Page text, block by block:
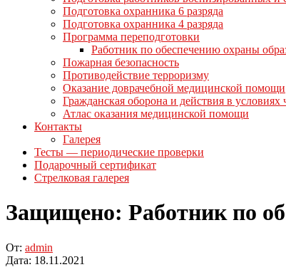
Подготовка охранника 6 разряда
Подготовка охранника 4 разряда
Программа переподготовки
Работник по обеспечению охраны
Пожарная безопасность
Противодействие терроризму
Оказание доврачебной медицинской помощи
Гражданская оборона и действия в
Атлас оказания медицинской помощи
Контакты
Галерея
Тесты — периодические проверки
Подарочный сертификат
Стрелковая галерея
Защищено: Работник по
От: admin
Дата: 18.11.2021